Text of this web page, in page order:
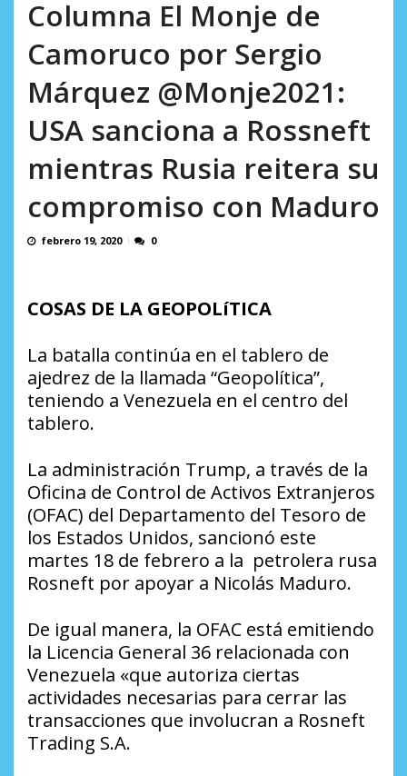
Columna El Monje de
Camoruco por Sergio
Márquez @Monje2021:
USA sanciona a Rossneft
mientras Rusia reitera su
compromiso con Maduro
febrero 19, 2020 0
COSAS DE LA GEOPOLíTICA
La batalla continúa en el tablero de
ajedrez de la llamada “Geopolítica”,
teniendo a Venezuela en el centro del
tablero.
La administración Trump, a través de la
Oficina de Control de Activos Extranjeros
(OFAC) del Departamento del Tesoro de
los Estados Unidos, sancionó este
martes 18 de febrero a la petrolera rusa
Rosneft por apoyar a Nicolás Maduro.
De igual manera, la OFAC está emitiendo
la Licencia General 36 relacionada con
Venezuela «que autoriza ciertas
actividades necesarias para cerrar las
transacciones que involucran a Rosneft
Trading S.A.